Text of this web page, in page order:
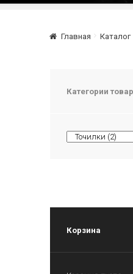
Главная Каталог
Категории
Корзина